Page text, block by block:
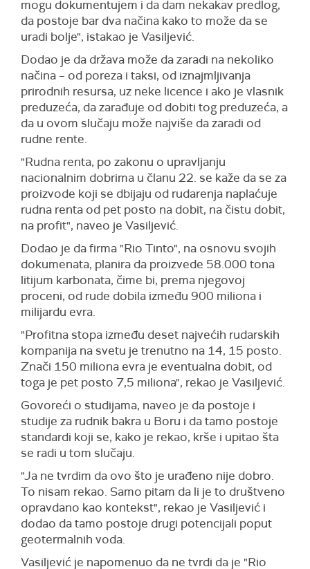
mogu dokumentujem i da dam nekakav predlog,
da postoje bar dva načina kako to može da se
uradi bolje", istakao je Vasiljević.
Dodao je da država može da zaradi na nekoliko
načina – od poreza i taksi, od iznajmljivanja
prirodnih resursa, uz neke licence i ako je vlasnik
preduzeća, da zarađuje od dobiti tog preduzeća, a
da u ovom slučaju može najviše da zaradi od
rudne rente.
"Rudna renta, po zakonu o upravljanju
nacionalnim dobrima u članu 22. se kaže da se za
proizvode koji se dbijaju od rudarenja naplaćuje
rudna renta od pet posto na dobit, na čistu dobit,
na profit", naveo je Vasiljević.
Dodao je da firma "Rio Tinto", na osnovu svojih
dokumenata, planira da proizvede 58.000 tona
litijum karbonata, čime bi, prema njegovoj
proceni, od rude dobila između 900 miliona i
milijardu evra.
"Profitna stopa između deset najvećih rudarskih
kompanija na svetu je trenutno na 14, 15 posto.
Znači 150 miliona evra je eventualna dobit, od
toga je pet posto 7,5 miliona", rekao je Vasiljević.
Govoreći o studijama, naveo je da postoje i
studije za rudnik bakra u Boru i da tamo postoje
standardi koji se, kako je rekao, krše i upitao šta
se radi u tom slučaju.
"Ja ne tvrdim da ovo što je urađeno nije dobro.
To nisam rekao. Samo pitam da li je to društveno
opravdano kao kontekst", rekao je Vasiljević i
dodao da tamo postoje drugi potencijali poput
geotermalnih voda.
Vasiljević je napomenuo da ne tvrdi da je "Rio